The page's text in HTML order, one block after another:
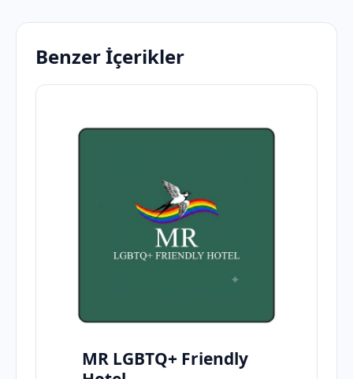
Benzer İçerikler
MR LGBTQ+ Friendly